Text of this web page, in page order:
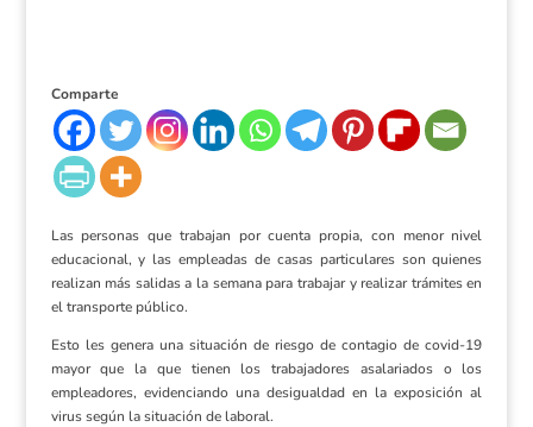
Comparte
Las personas que trabajan por cuenta propia, con menor nivel
educacional, y las empleadas de casas particulares son quienes
realizan más salidas a la semana para trabajar y realizar trámites en
el transporte público.
Esto les genera una situación de riesgo de contagio de covid-19
mayor que la que tienen los trabajadores asalariados o los
empleadores, evidenciando una desigualdad en la exposición al
virus según la situación de laboral.